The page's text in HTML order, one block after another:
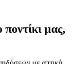
μας,